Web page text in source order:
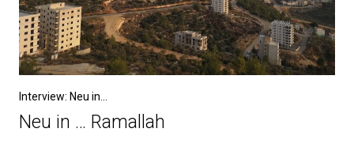
Interview: Neu in...
Neu in … Ramallah